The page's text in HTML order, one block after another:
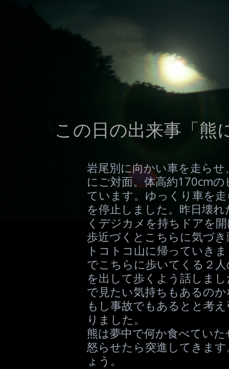
この日の出来事「
岩尾別に向かい車を走ら
にご対面。体高約170cm
ています。ゆっくり車を
を停止しました。昨日壊
くデジカメを持ちドアを
歩近づくとこちらに気づ
トコトコ山に帰っていき
でこちらに歩いてくる２
を出して歩くよう話しま
で見たい気持ちもあるの
もし事故でもあるとと考
りました。
熊は夢中で何か食べてい
怒らせたら突進してきま
ょう。